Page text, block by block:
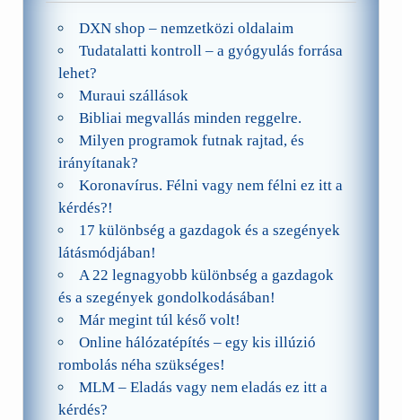
DXN shop – nemzetközi oldalaim
Tudatalatti kontroll – a gyógyulás forrása
lehet?
Muraui szállások
Bibliai megvallás minden reggelre.
Milyen programok futnak rajtad, és
irányítanak?
Koronavírus. Félni vagy nem félni ez itt a
kérdés?!
17 különbség a gazdagok és a szegények
látásmódjában!
A 22 legnagyobb különbség a gazdagok
és a szegények gondolkodásában!
Már megint túl késő volt!
Online hálózatépítés – egy kis illúzió
rombolás néha szükséges!
MLM – Eladás vagy nem eladás ez itt a
kérdés?